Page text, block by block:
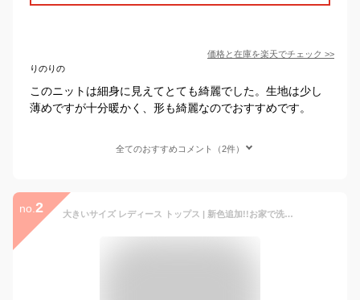
価格と在庫を楽天でチェック >>
りのりの
このニットは細身に見えてとても綺麗でした。生地は少し
薄めですが十分暖かく、形も綺麗なのでおすすめです。
全てのおすすめコメント（2件）
no. 2 大きいサイズ レディース トップス | 新色追加!!お家で洗える ウォッシャブル アクリル バルキー ボリューム袖 長袖 ニット プルオーバー _ オリジナル トップス LL 3L 4L 5L 6L ぽっちゃり ゆったり お腹 胸周り 二の腕 腰周り [473027] 冬 冬物 冬服